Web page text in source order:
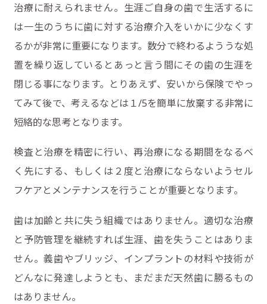
治療に耐えられません。生涯ご自身の歯で生活するに
は一生のうちに歯に対する治療介入をいかに少なくす
るかが非常に重要になります。数分で終わるよううな処
置を繰り返しているとあっと言う間にその歯の生涯を
閉じる事になります。とりあえず、安いから保険でやっ
てみて後で、考えるなどは１/5を簡単に放棄する非常に
短絡的な思考となります。
検査と治療を精密に行い、再治療になる期間をなるべ
く先にする、もしくは２度と治療にならないようセル
フケアとメンテナンスを行うことが重要となります。
歯は加齢と共に失う組織ではありません。適切な治療
と予防管理を継続すれば生涯、歯を失うことはありま
せん。義歯やブリッジ、インプラントの材料や技術が
どんなに発達しようとも、まだまだ天然歯に勝るもの
はありません。